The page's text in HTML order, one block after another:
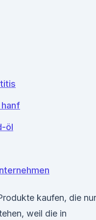
hanf
öl
kaufen, die nur
weil die in